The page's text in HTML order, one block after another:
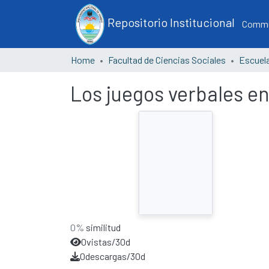
Repositorio Institucional
Home Facultad de Ciencias Sociales
Los juegos verbales
0% similitud
0vistas/30d
0descargas/30d